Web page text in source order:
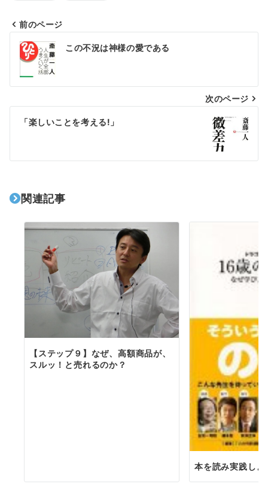
投
稿
ナ
ビ
シ
ン
前のページ
この不況は神様の愛である
次のページ
「楽しいことを考える!」
関連記事
【ステップ９】なぜ、高額商品が、
スルッ！と売れるのか？
本を読み実践しよ